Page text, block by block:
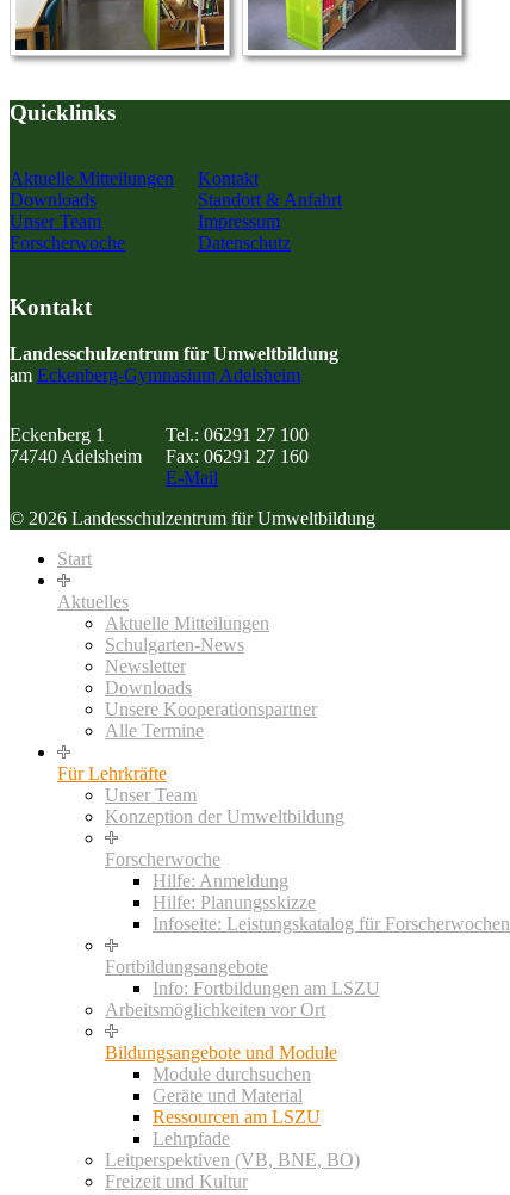
Quicklinks
Aktuelle Mitteilungen
Downloads
Unser Team
Forscherwoche
Kontakt
Standort & Anfahrt
Impressum
Datenschutz
Kontakt
Landesschulzentrum für Umweltbildung
am Eckenberg-Gymnasium Adelsheim
Eckenberg 1
74740 Adelsheim
Tel.: 06291 27 100
Fax: 06291 27 160
E-Mail
© 2026 Landesschulzentrum für Umweltbildung
Start
Aktuelles
Aktuelle Mitteilungen
Schulgarten-News
Newsletter
Downloads
Unsere Kooperationspartner
Alle Termine
Für Lehrkräfte
Unser Team
Konzeption der Umweltbildung
Forscherwoche
Hilfe: Anmeldung
Hilfe: Planungsskizze
Infoseite: Leistungskatalog für Forscherwochen
Fortbildungsangebote
Info: Fortbildungen am LSZU
Arbeitsmöglichkeiten vor Ort
Bildungsangebote und Module
Module durchsuchen
Geräte und Material
Ressourcen am LSZU
Lehrpfade
Leitperspektiven (VB, BNE, BO)
Freizeit und Kultur